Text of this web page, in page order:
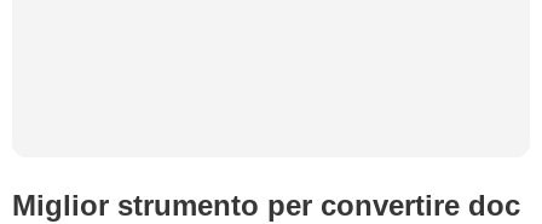
Miglior strumento per convertire doc